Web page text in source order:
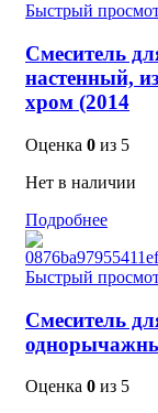
Быстрый
Смеситель
настенный,
хром (2014
Оценка 0 из 5
Нет в наличии
Подробнее
Быстрый
Смеситель
Оценка 0 из 5